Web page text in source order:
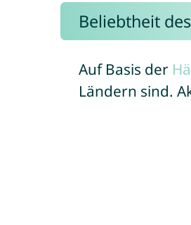
Beliebtheit
Auf Basis der
Ländern sind.